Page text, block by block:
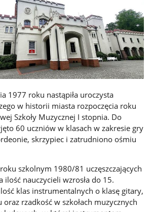
1977 roku nastąpiła uroczysta
w historii miasta rozpoczęcia roku
Szkoły Muzycznej I stopnia. Do
60 uczniów w klasach w zakresie gry
skrzypiec i zatrudniono ośmiu
szkolnym 1980/81 uczęszczających
ilość nauczycieli wzrosła do 15.
klas instrumentalnych o klasę gitary,
rzadkość w szkołach muzycznych